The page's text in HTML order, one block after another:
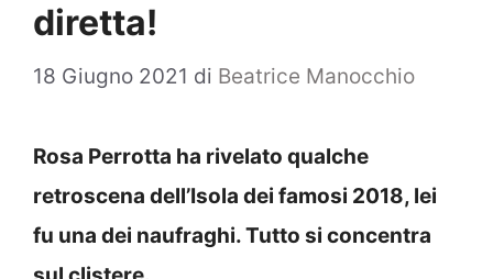
diretta!
18 Giugno 2021 di Beatrice Manocchio
Rosa Perrotta ha rivelato qualche
retroscena dell’Isola dei famosi 2018, lei
fu una dei naufraghi. Tutto si concentra